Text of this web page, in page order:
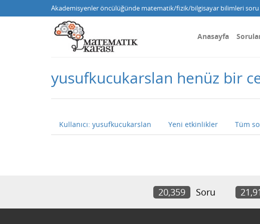
Akademisyenler öncülüğünde matematik/fizik/bilgisayar bilimleri
Anasayfa
yusufkucukarslan henüz bir
Kullanıcı: yusufkucukarslan Yeni etkinlikler Tüm
20,359 Soru